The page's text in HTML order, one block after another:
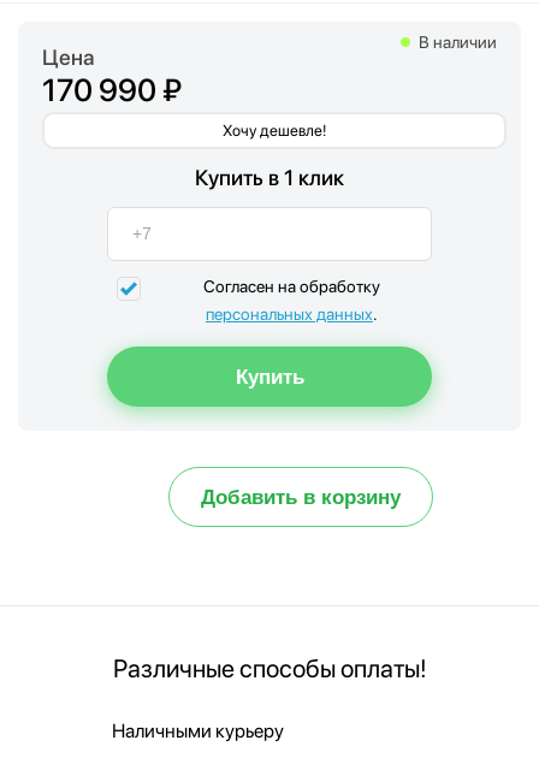
Цена
170 990 ₽
Хочу дешевле!
В наличии
Купить в 1 клик
Согласен на обработку
персональных данных.
Добавить в корзину
Различные способы оплаты!
Наличными курьеру